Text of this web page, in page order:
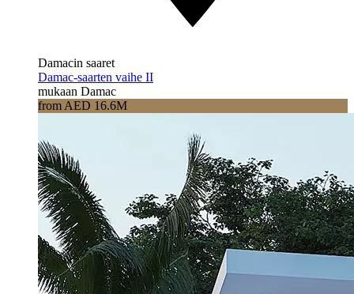
Damacin saaret
Damac-saarten vaihe II
mukaan Damac
from AED 16.6M